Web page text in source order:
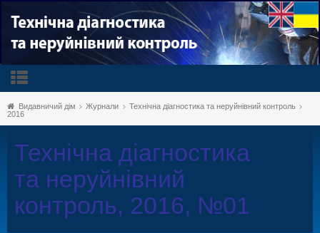
Видавничий дім Журнали
Технічна діагностика та неруйнівний контроль
2016
Технічна діагностика
та неруйнівний
контроль, 2016, №01